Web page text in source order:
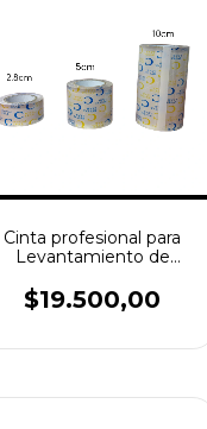
Cinta profesional para
Levantamiento de
100mm x 20mts
(Grande)
$19.500,00